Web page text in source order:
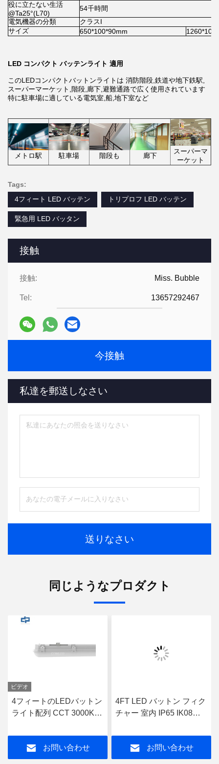
接触
接触: Miss. Bubble
Tel: 13657292467
今接触
私達を郵送しなさい
送りなさい
役に立たない生活
@Ta25°(L70)
54千時間
電気機器の分類
クラスI
サイズ
650*100*90mm
LED コンパクト バッテンライト 適用
このLEDコンパクトバットンライトは 消防階段,鉄道や地下鉄駅,
スーパーマーケット,階段,廊下,避難通路で広く使用されています
特に駐車場に適している電気室,船,地下室など
メトロ駅 駐車場 階段も 廊下
スーパーマ
ーケット
Tags:
4フィート LED バッテン
トリプロフ LED バッテン
緊急用 LED バッタン
同じようなプロダクト
ビデオ
4フィートのLEDバットン
ライト配列 CCT 3000K
機能
お問い合わせ
4FT LED バットン フィク
チャー 室内 IP65 IK08
ョンセンサーディミング
お問い合わせ